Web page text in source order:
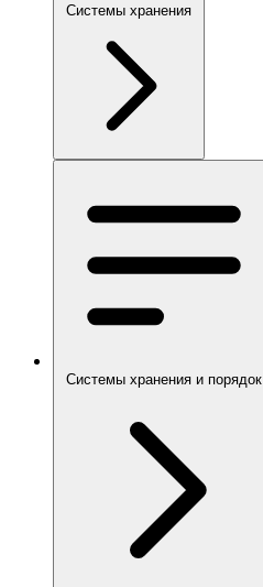
Системы хранения
Системы хранения и порядок